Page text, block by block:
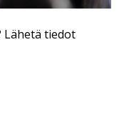
Lähetä tiedot